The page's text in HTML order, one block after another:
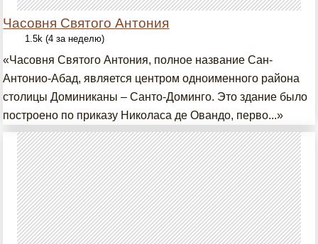
Часовня Святого Антония
1.5k (4 за неделю)
«Часовня Святого Антония, полное название Сан-
Антонио-Абад, является центром одноименного района
столицы Доминиканы – Санто-Доминго. Это здание было
построено по приказу Николаса де Овандо, перво...»